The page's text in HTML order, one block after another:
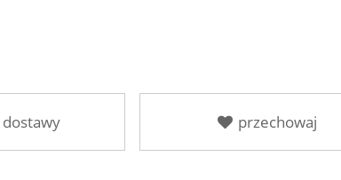
przechowaj